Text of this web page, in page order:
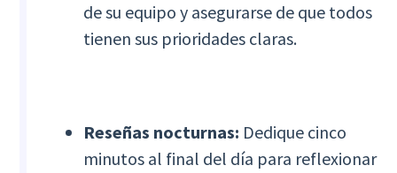
de su equipo y asegurarse de que todos
tienen sus prioridades claras.
Reseñas nocturnas: Dedique cinco
minutos al final del día para reflexionar